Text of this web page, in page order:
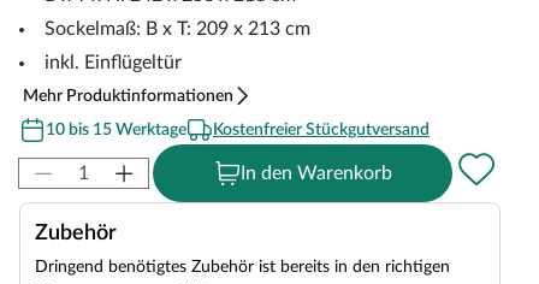
Sockelmaß: B x T: 209 x 213 cm
inkl. Einflügeltür
Mehr Produktinformationen
10 bis 15 Werktage
Kostenfreier Stückgutversand
In den Warenkorb
Zubehör
Dringend benötigtes Zubehör ist bereits in den richtigen